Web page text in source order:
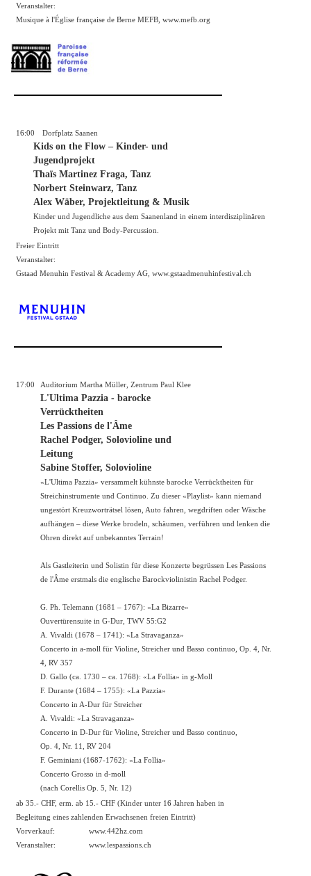
Veranstalter:
Musique à l'Église française de Berne MEFB, www.mefb.org
16:00 Dorfplatz Saanen
Kids on the Flow – Kinder- und
Jugendprojekt
Thaïs Martinez Fraga, Tanz
Norbert Steinwarz, Tanz
Alex Wäber, Projektleitung & Musik
Kinder und Jugendliche aus dem Saanenland in einem interdisziplinären
Projekt mit Tanz und Body-Percussion.
Freier Eintritt
Veranstalter:
Gstaad Menuhin Festival & Academy AG, www.gstaadmenuhinfestival.ch
17:00 Auditorium Martha Müller, Zentrum Paul Klee
L'Ultima Pazzia - barocke
Verrücktheiten
Les Passions de l'Âme
Rachel Podger, Solovioline und
Leitung
Sabine Stoffer, Solovioline
«L'Ultima Pazzia» versammelt kühnste barocke Verrücktheiten für
Streichinstrumente und Continuo. Zu dieser «Playlist» kann niemand
ungestört Kreuzworträtsel lösen, Auto fahren, wegdriften oder Wäsche
aufhängen – diese Werke brodeln, schäumen, verführen und lenken die
Ohren direkt auf unbekanntes Terrain!
Als Gastleiterin und Solistin für diese Konzerte begrüssen Les Passions
de l'Âme erstmals die englische Barockviolinistin Rachel Podger.
G. Ph. Telemann (1681 – 1767): «La Bizarre»
Ouvertürensuite in G-Dur, TWV 55:G2
A. Vivaldi (1678 – 1741): «La Stravaganza»
Concerto in a-moll für Violine, Streicher und Basso continuo, Op. 4, Nr.
4, RV 357
D. Gallo (ca. 1730 – ca. 1768): «La Follia» in g-Moll
F. Durante (1684 – 1755): «La Pazzia»
Concerto in A-Dur für Streicher
A. Vivaldi: «La Stravaganza»
Concerto in D-Dur für Violine, Streicher und Basso continuo,
Op. 4, Nr. 11, RV 204
F. Geminiani (1687-1762): «La Follia»
Concerto Grosso in d-moll
(nach Corellis Op. 5, Nr. 12)
ab 35.- CHF, erm. ab 15.- CHF (Kinder unter 16 Jahren haben in
Begleitung eines zahlenden Erwachsenen freien Eintritt)
Vorverkauf:
www.442hz.com
Veranstalter:
www.lespassions.ch